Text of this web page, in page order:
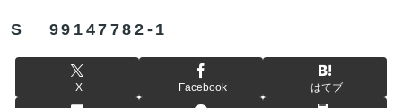
S__99147782-1
X Facebook はてブ